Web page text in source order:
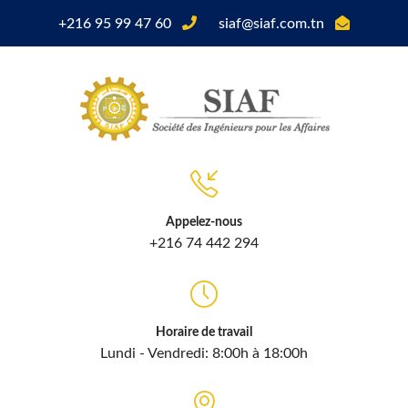
+216 95 99 47 60 siaf@siaf.com.tn
Appelez-nous
+216 74 442 294
Horaire de travail
Lundi - Vendredi: 8:00h à 18:00h